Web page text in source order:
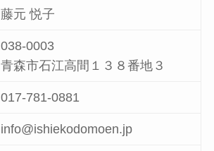
藤元 悦子
038-0003
青森市石江高間１３８番地３
017-781-0881
info@ishiekodomoen.jp